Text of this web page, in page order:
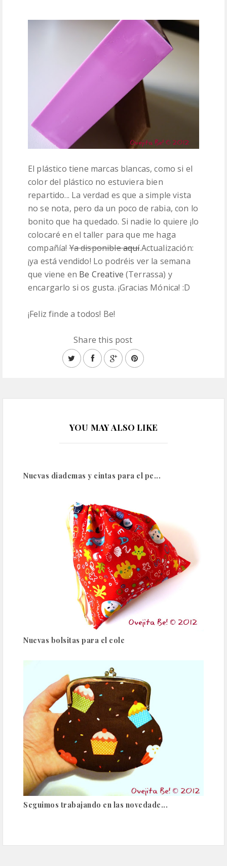
El plástico tiene marcas blancas, como si el
color del plástico no estuviera bien
repartido... La verdad es que a simple vista
no se nota, pero da un poco de rabia, con lo
bonito que ha quedado. Si nadie lo quiere ¡lo
colocaré en el taller para que me haga
compañía!Ya disponibleaquí.Actualización:
¡ya está vendido! Lo podréis ver la semana
que viene en Be Creative (Terrassa) y
encargarlo si os gusta. ¡Gracias Mónica! :D
¡Feliz finde a todos! Be!
Share this post
YOU MAY ALSO LIKE
Nuevas diademas y cintas para el pe...
Nuevas bolsitas para el cole
Seguimos trabajando en las novedade...